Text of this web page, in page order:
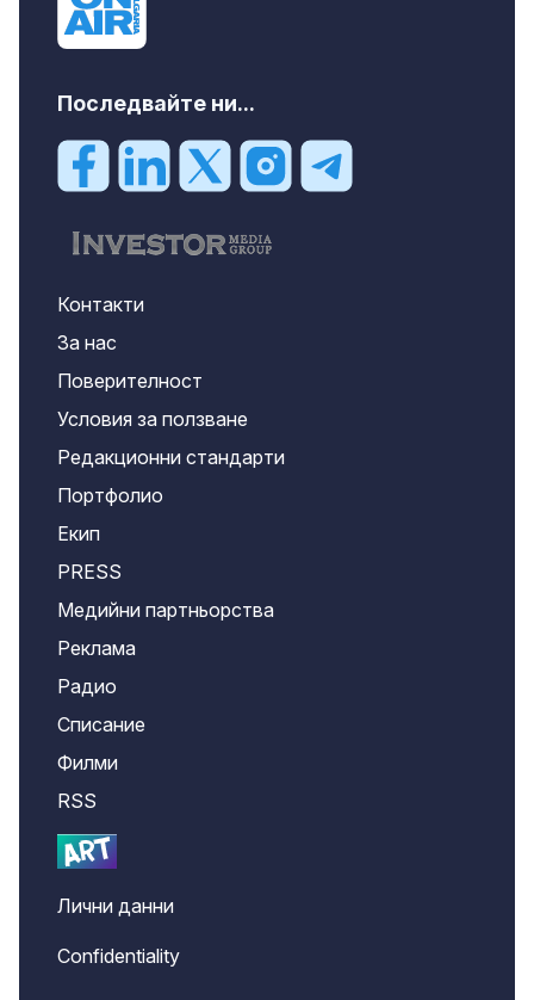
Последвайте ни...
Контакти
За нас
Поверителност
Условия за ползване
Редакционни стандарти
Портфолио
Екип
PRESS
Медийни партньорства
Реклама
Радио
Списание
Филми
RSS
Лични данни
Confidentiality